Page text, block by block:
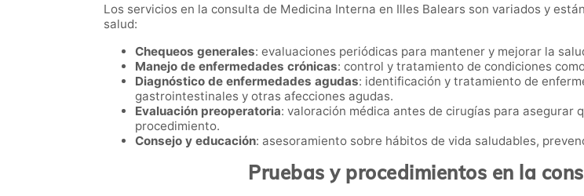
Los servicios en la consulta de Medicina Interna en Illes Balears son variados y
salud:
Chequeos generales: evaluaciones periódicas para mantener y mejorar la
Manejo de enfermedades crónicas: control y tratamiento de condiciones
Diagnóstico de enfermedades agudas: identificación y tratamiento de
gastrointestinales y otras afecciones agudas.
Evaluación preoperatoria: valoración médica antes de cirugías para asegurar
procedimiento.
Consejo y educación: asesoramiento sobre hábitos de vida saludables,
Pruebas y procedimientos en la